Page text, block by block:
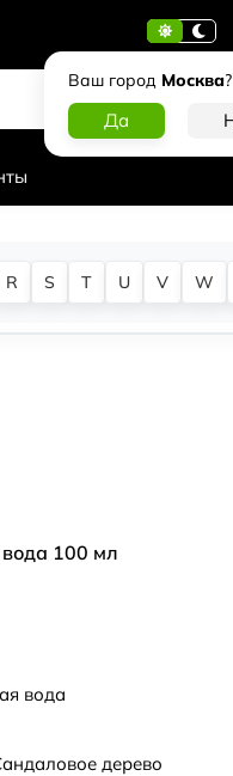
Ваш город Москва?
R S T U V W
100 мл
вода
дерево